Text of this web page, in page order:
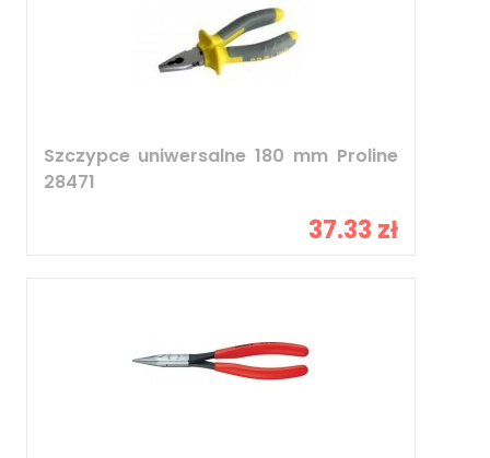
Szczypce uniwersalne 180 mm Proline
28471
37.33 zł